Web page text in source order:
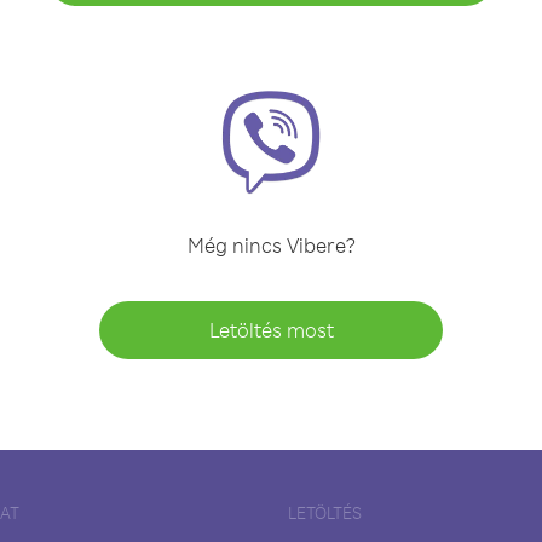
Még nincs Vibere?
Letöltés most
LETÖLTÉS